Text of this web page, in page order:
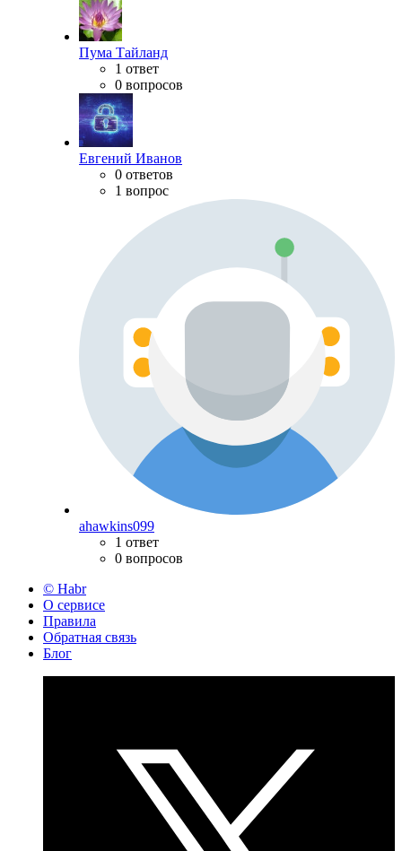
Пума Тайланд
1 ответ
0 вопросов
Евгений Иванов
0 ответов
1 вопрос
ahawkins099
1 ответ
0 вопросов
© Habr
О сервисе
Правила
Обратная связь
Блог